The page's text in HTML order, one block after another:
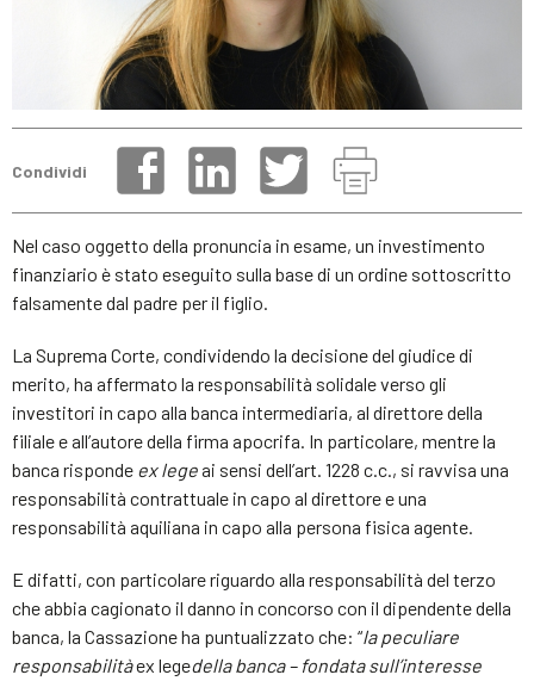
Condividi
Nel caso oggetto della pronuncia in esame, un investimento
finanziario è stato eseguito sulla base di un ordine sottoscritto
falsamente dal padre per il figlio.
La Suprema Corte, condividendo la decisione del giudice di
merito, ha affermato la responsabilità solidale verso gli
investitori in capo alla banca intermediaria, al direttore della
filiale e all’autore della firma apocrifa. In particolare, mentre la
banca risponde ex legeai sensi dell’art. 1228 c.c., si ravvisa una
responsabilità contrattuale in capo al direttore e una
responsabilità aquiliana in capo alla persona fisica agente.
E difatti, con particolare riguardo alla responsabilità del terzo
che abbia cagionato il danno in concorso con il dipendente della
banca, la Cassazione ha puntualizzato che: “la peculiare
responsabilitàex legedella banca – fondata sull’interesse